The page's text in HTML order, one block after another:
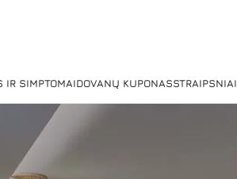
IR SIMPTOMAIDOVANŲ KUPONASSTRAIPSNIAI